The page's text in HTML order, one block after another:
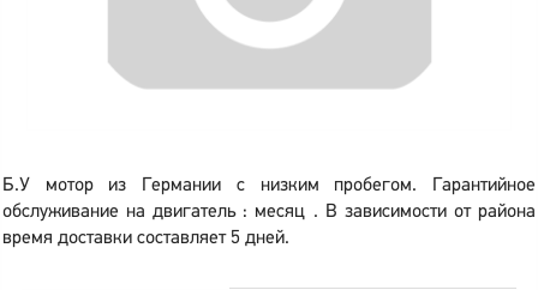
Б.У мотор из Германии с низким пробегом. Гарантийное
обслуживание на двигатель : месяц . В зависимости от района
время доставки составляет 5 дней.